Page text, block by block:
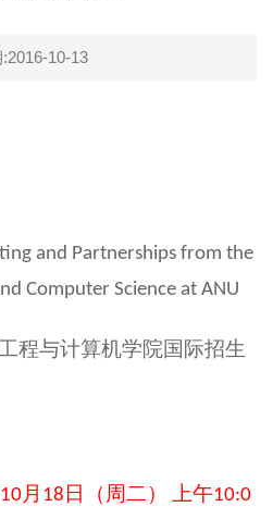
:2016-10-13
and Partnerships from the
Computer Science at ANU
程与计算机学院国际招生
10 月 18 日（周二） 上午10:0